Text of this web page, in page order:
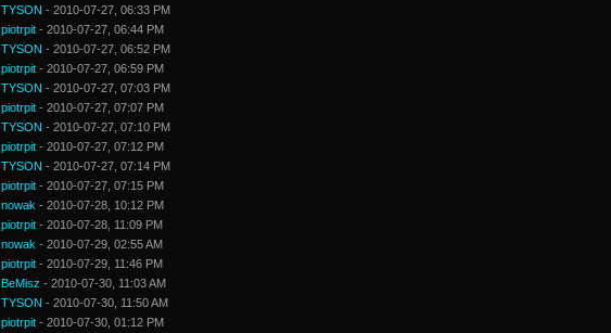
TYSON - 2010-07-27, 06:33 PM
piotrpit - 2010-07-27, 06:44 PM
TYSON - 2010-07-27, 06:52 PM
piotrpit - 2010-07-27, 06:59 PM
TYSON - 2010-07-27, 07:03 PM
piotrpit - 2010-07-27, 07:07 PM
TYSON - 2010-07-27, 07:10 PM
piotrpit - 2010-07-27, 07:12 PM
TYSON - 2010-07-27, 07:14 PM
piotrpit - 2010-07-27, 07:15 PM
nowak - 2010-07-28, 10:12 PM
piotrpit - 2010-07-28, 11:09 PM
nowak - 2010-07-29, 02:55 AM
piotrpit - 2010-07-29, 11:46 PM
BeMisz - 2010-07-30, 11:03 AM
TYSON - 2010-07-30, 11:50 AM
piotrpit - 2010-07-30, 01:12 PM